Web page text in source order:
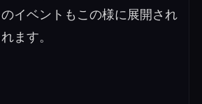
イベントもこの様に展開され
ます。